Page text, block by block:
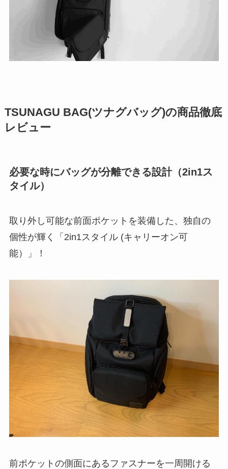
TSUNAGU BAG(ツナグバッグ)の商品徹底
レビュー
必要な時にバッグが分離できる設計（2in1ス
タイル）
​取り外し可能な前面ポケットを装備した、独自の
個性が輝く「2in1スタイル (キャリーオン可
能）」！
前ポケットの側面にあるファスナーを一周開ける